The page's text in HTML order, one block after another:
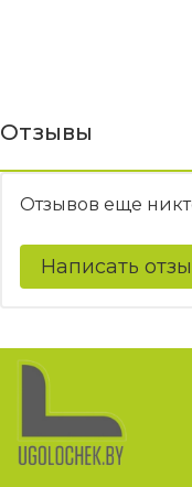
Отзывы
Отзывов еще
Написать